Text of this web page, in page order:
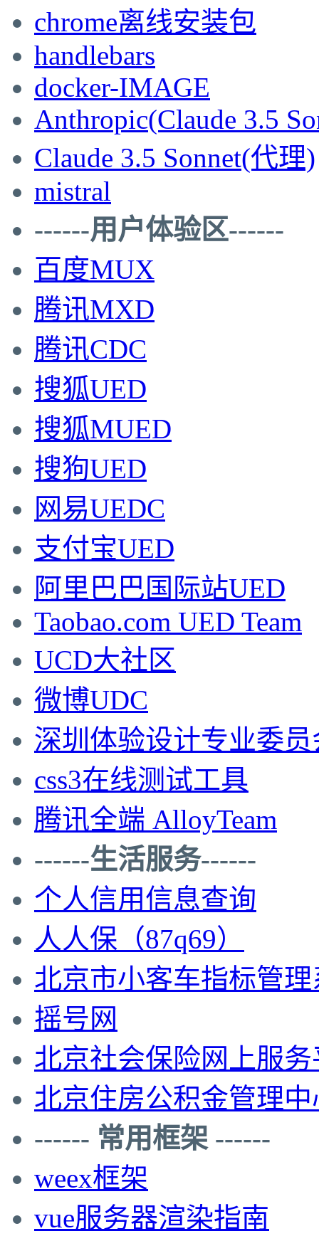
chrome离线安装包
handlebars
docker-IMAGE
Anthropic(Claude 3.5
Claude 3.5 Sonnet(代理)
mistral
------用户体验区------
百度MUX
腾讯MXD
腾讯CDC
搜狐UED
搜狐MUED
搜狗UED
网易UEDC
支付宝UED
阿里巴巴国际站UED
Taobao.com UED Team
UCD大社区
微博UDC
深圳体验设计专业委员
css3在线测试工具
腾讯全端 AlloyTeam
------生活服务------
个人信用信息查询
人人保（87q69）
北京市小客车指标管理
摇号网
北京社会保险网上服务
北京住房公积金管理中
------ 常用框架 ------
weex框架
vue服务器渲染指南